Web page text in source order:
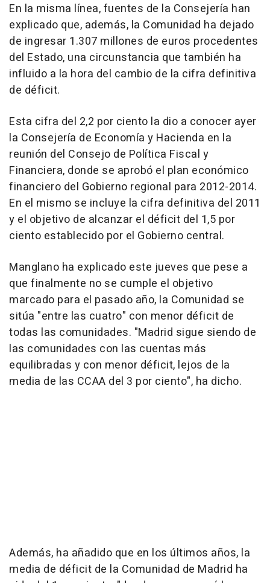
En la misma línea, fuentes de la Consejería han
explicado que, además, la Comunidad ha dejado
de ingresar 1.307 millones de euros procedentes
del Estado, una circunstancia que también ha
influido a la hora del cambio de la cifra definitiva
de déficit.
Esta cifra del 2,2 por ciento la dio a conocer ayer
la Consejería de Economía y Hacienda en la
reunión del Consejo de Política Fiscal y
Financiera, donde se aprobó el plan económico
financiero del Gobierno regional para 2012-2014.
En el mismo se incluye la cifra definitiva del 2011
y el objetivo de alcanzar el déficit del 1,5 por
ciento establecido por el Gobierno central.
Manglano ha explicado este jueves que pese a
que finalmente no se cumple el objetivo
marcado para el pasado año, la Comunidad se
sitúa "entre las cuatro" con menor déficit de
todas las comunidades. "Madrid sigue siendo de
las comunidades con las cuentas más
equilibradas y con menor déficit, lejos de la
media de las CCAA del 3 por ciento", ha dicho.
Además, ha añadido que en los últimos años, la
media de déficit de la Comunidad de Madrid ha